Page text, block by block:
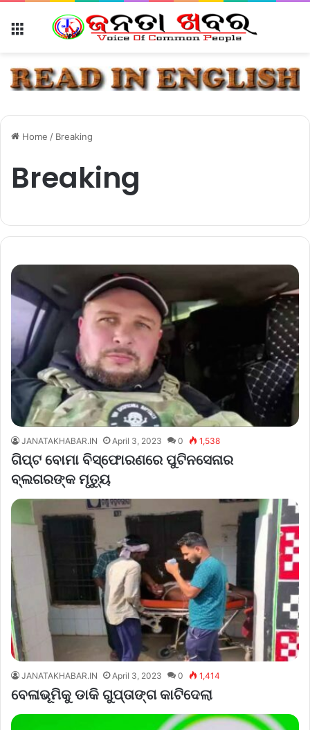
Home / Breaking
Breaking
JANATAKHABAR.IN April 3, 2023 0 1,538
ଗିପ୍ଟ ବୋମା ବିସ୍ଫୋରଣରେ ପୁଟିନସେନାର
ବ୍ଲଗରଙ୍କ ମୃତ୍ୟୁ
JANATAKHABAR.IN April 3, 2023 0 1,414
ବେଳାଭୂମିକୁ ଡାକି ଗୁପ୍ତାଙ୍ଗ କାଟିଦେଲା